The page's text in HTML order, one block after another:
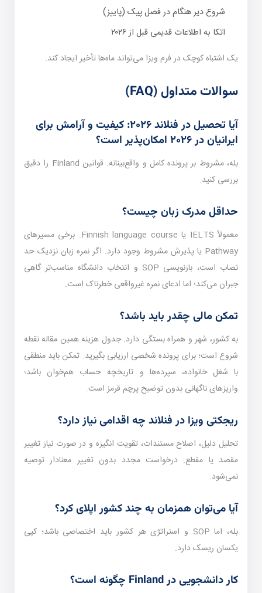
شروع دیر هنگام در فصل پیک (پاییز)
اتکا به اطلاعات قدیمی قبل از ۲۰۲۶
یک اشتباه کوچک در فرم ویزا می‌تواند ماه‌ها تأخیر ایجاد کند.
سوالات متداول (FAQ)
آیا تحصیل در فنلاند ۲۰۲۶: کیفیت و آرامش برای
ایرانیان در ۲۰۲۶ امکان‌پذیر است؟
بله، مشروط بر پرونده کامل و واقع‌بینانه. قوانین Finland را دقیق
بررسی کنید.
حداقل مدرک زبان چیست؟
معمولاً IELTS یا Finnish language course. برخی مسیرهای
Pathway یا پذیرش مشروط وجود دارد. اگر نمره زبان نزدیک حد
نصاب است، بازنویسی SOP و انتخاب دانشگاه مناسب‌تر گاهی
جبران می‌کند؛ اما ادعای نمره غیرواقعی خطرناک است.
تمکن مالی چقدر باید باشد؟
به کشور، شهر و همراه بستگی دارد. جدول هزینه همین مقاله نقطه
شروع است؛ برای پرونده شخصی ارزیابی بگیرید. تمکن باید منطقی
با شغل خانواده، سپرده‌ها و تاریخچه حساب هم‌خوان باشد؛
واریزهای ناگهانی بدون توضیح پرچم قرمز است.
ریجکتی ویزا در فنلاند چه اقدامی نیاز دارد؟
تحلیل دلیل، اصلاح مستندات، تقویت انگیزه و در صورت نیاز تغییر
مقصد یا مقطع. درخواست مجدد بدون تغییر معنا‌دار توصیه
نمی‌شود.
آیا می‌توان همزمان به چند کشور اپلای کرد؟
بله، اما SOP و استراتژی هر کشور باید اختصاصی باشد؛ کپی
یکسان ریسک دارد.
کار دانشجویی در Finland چگونه است؟